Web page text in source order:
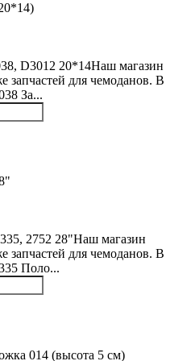
D3012 20*14Наш магазин
запчастей для чемоданов. В
За...
2752 28"Наш магазин
запчастей для чемоданов. В
Поло...